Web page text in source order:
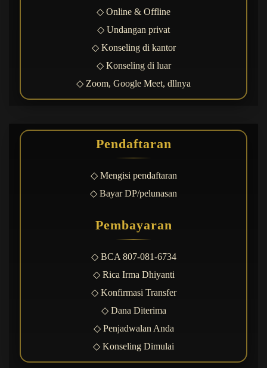
◇ Online & Offline
◇ Undangan privat
◇ Konseling di kantor
◇ Konseling di luar
◇ Zoom, Google Meet, dllnya
Pendaftaran
◇ Mengisi pendaftaran
◇ Bayar DP/pelunasan
Pembayaran
◇ BCA 807-081-6734
◇ Rica Irma Dhiyanti
◇ Konfirmasi Transfer
◇ Dana Diterima
◇ Penjadwalan Anda
◇ Konseling Dimulai